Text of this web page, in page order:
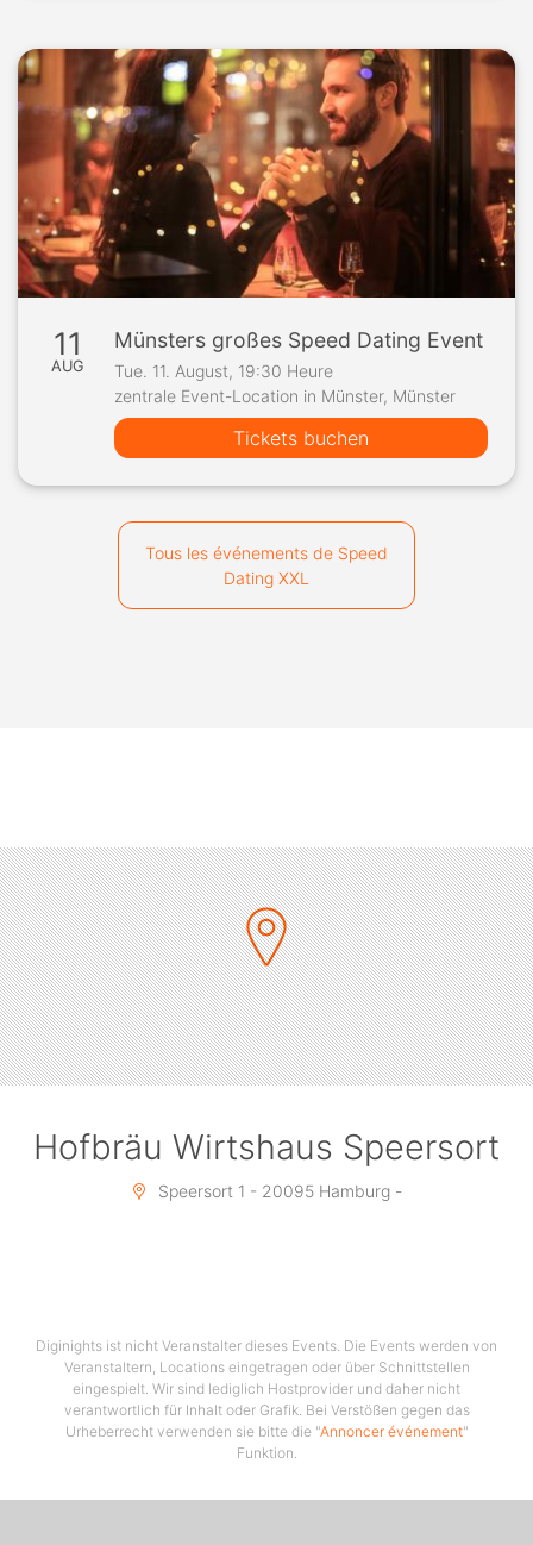
11
AUG
Münsters großes Speed Dating Event
Tue. 11. August, 19:30 Heure
zentrale Event-Location in Münster, Münster
Tickets buchen
Tous les événements de Speed
Dating XXL
Hofbräu Wirtshaus Speersort
Speersort 1 - 20095 Hamburg -
Diginights ist nicht Veranstalter dieses Events. Die Events werden von
Veranstaltern, Locations eingetragen oder über Schnittstellen
eingespielt. Wir sind lediglich Hostprovider und daher nicht
verantwortlich für Inhalt oder Grafik. Bei Verstößen gegen das
Urheberrecht verwenden sie bitte die "Annoncer événement"
Funktion.